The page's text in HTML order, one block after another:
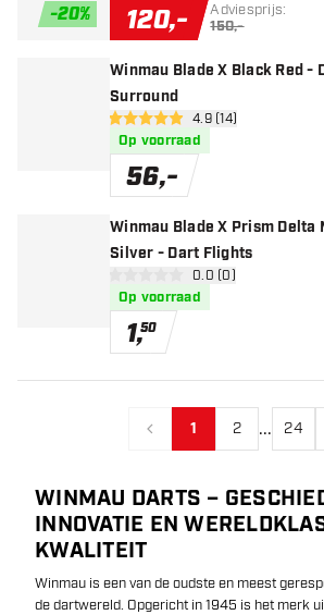
-20% 120,- Adviesprijs:
150,-
Winmau Blade X Black Red -
Surround
open reviews
4.9 score sterren4.9 (14)
Op voorraad
56,-
Winmau Blade X Prism Delta
Silver - Dart Flights
open reviews drawer
0 score sterren0.0 (0)
Op voorraad
1,50
Vorige
1 2 ... 24
WINMAU DARTS –
INNOVATIE EN
KWALITEIT
Winmau is een van de oudste en meest
de dartwereld. Opgericht in 1945 is het merk